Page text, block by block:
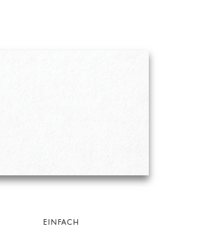
EINFACH